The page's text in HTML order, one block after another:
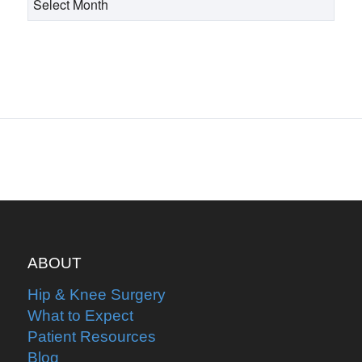
ABOUT
Hip & Knee Surgery
What to Expect
Patient Resources
Blog